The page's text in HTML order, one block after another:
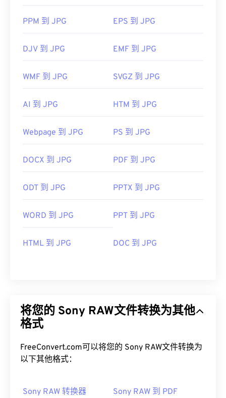
PPM 到 JPG EPS 到 JPG
DJV 到 JPG EMF 到 JPG
WMF 到 JPG SVGZ 到 JPG
AI 到 JPG HTM 到 JPG
Webpage 到 JPG PS 到 JPG
DOCX 到 JPG PDF 到 JPG
ODT 到 JPG PPTX 到 JPG
WORD 到 JPG PPT 到 JPG
HTML 到 JPG DOC 到 JPG
将您的 Sony RAW文件转换为其他
格式
FreeConvert.com可以将您的 Sony RAW文件转换为
以下其他格式：
Sony RAW 转换器 Sony RAW 到 PDF